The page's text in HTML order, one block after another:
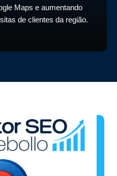
Maps e aumentando
de clientes da região.